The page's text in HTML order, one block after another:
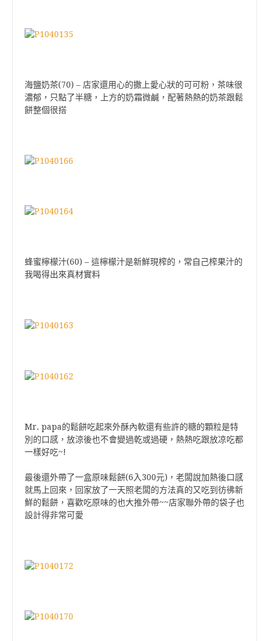
海鹽奶茶(70) – 店家還用心的撒上愛心狀的可可粉，茶味很
濃郁， 只點了半糖， 上方的奶霜微鹹， 配著熱熱的奶茶跟鬆
餅整個很搭
蜂蜜檸檬汁(60) – 這檸檬汁是新鮮現榨的，常自己榨果汁的
我喝得出來真材實料
Mr. papa的鬆餅吃起來外酥內軟還有些許的糖的顆粒是特
別的口感， 放涼後也不會變過乾或過硬， 熱熱吃跟放凉吃都
一樣好吃~!
最後還外帶了一盒原味鬆餅(6入300元)， 老闆說加熱後口感
就馬上回來， 回家放了一天照老闆的方法真的又吃到彷彿新
鮮的鬆餅， 喜歡吃原味的也大推外帶~~店家聯外帶的袋子也
設計得非常可愛